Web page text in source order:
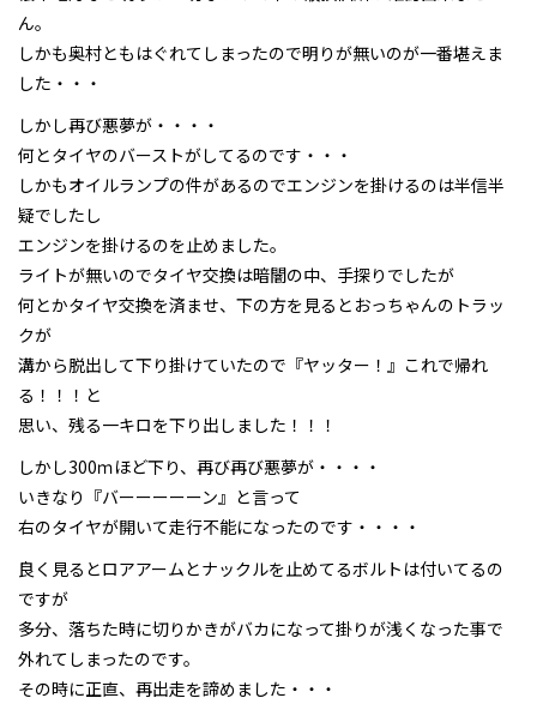
ん。
しかも奥村ともはぐれてしまったので明りが無いのが一番堪えま
した・・・
しかし再び悪夢が・・・・
何とタイヤのバーストがしてるのです・・・
しかもオイルランプの件があるのでエンジンを掛けるのは半信半
疑でしたし
エンジンを掛けるのを止めました。
ライトが無いのでタイヤ交換は暗闇の中、手探りでしたが
何とかタイヤ交換を済ませ、下の方を見るとおっちゃんのトラッ
クが
溝から脱出して下り掛けていたので『ヤッター！』これで帰れ
る！！！と
思い、残る一キロを下り出しました！！！
しかし300ｍほど下り、再び再び悪夢が・・・・
いきなり『バーーーーーン』と言って
右のタイヤが開いて走行不能になったのです・・・・
良く見るとロアアームとナックルを止めてるボルトは付いてるの
ですが
多分、落ちた時に切りかきがバカになって掛りが浅くなった事で
外れてしまったのです。
その時に正直、再出走を諦めました・・・